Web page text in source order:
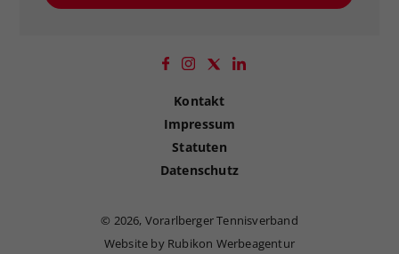
Kontakt
Impressum
Statuten
Datenschutz
© 2026, Vorarlberger Tennisverband
Website by Rubikon Werbeagentur